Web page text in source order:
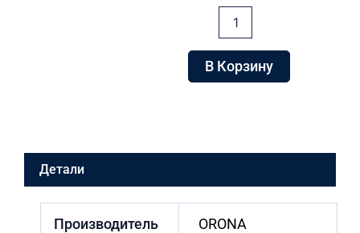
P.C.BASE
ARCA2
В Корзину
Детали
Производитель ORONA